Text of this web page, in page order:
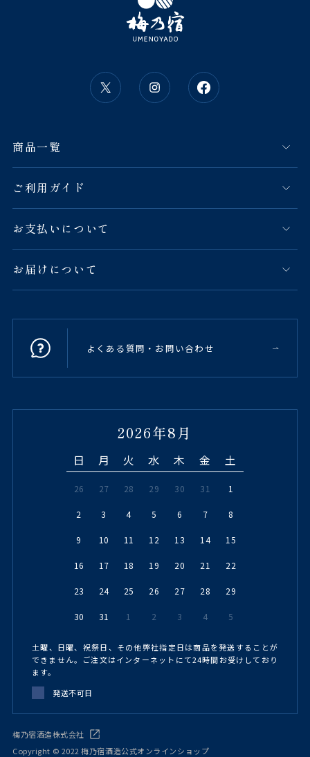
商品一覧
ご利用ガイド
お支払いについて
お届けについて
よくある質問・お問い合わせ
2026年8月
日 月 火 水 木 金 土
26 27 28 29 30 31 1
2 3 4 5 6 7 8
9 10 11 12 13 14 15
16 17 18 19 20 21 22
23 24 25 26 27 28 29
30 31 1 2 3 4 5
土曜、日曜、祝祭日、その他弊社指定日は商品を発送することが
できません。ご注文はインターネットにて24時間お受けしており
ます。
発送不可日
梅乃宿酒造株式会社
Copyright © 2022 梅乃宿酒造公式オンラインショップ